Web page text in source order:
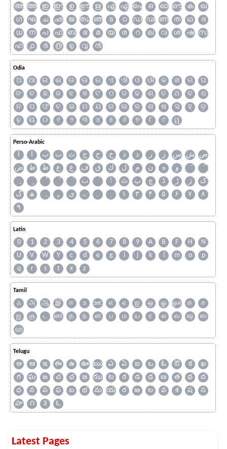
അ ആ ഇ ഈ ഉ ഊ ഋ എ ഏ ഐ ഒ ഓ ഔ ക
ഖ
ഗ
ഘ ച ഛ ജ ഝ ഞ ട ഠ ഡ ഢ ണ ത ഥ
ദ
ധ
ന പ ഫ ബ ഭ മ യ ര റ ല വ ശ ഷ
സ
ഹ
൧ ൪ ൫ ൭ ൮ ൯
Odia
ଅ ଆ ଇ ଈ ଉ ଊ ଋ ଏ ଐ ଓ ଔ କ ଖ ଗ
ଘ
ଙ
ଚ ଛ ଜ ଝ ଞ ଟ ଠ ଡ ଢ ଣ ତ ଥ ଦ
ଧ
ନ
ପ ଫ ବ ଭ ମ ଯ ର ଲ ଳ ଶ ଷ ସ ହ
ଡ଼
ଢ଼
ୟ ୦ ୧ ୨ ୩ ୪ ୫ ୬ ୭ ୮ ୯ ୱ
Perso-Arabic
آ ا ب ت ث ج ح خ د ذ ر ز س ش ص
ض
ط ظ ع غ ف ق ك ل م ن ه
و
ٮ
ٲ ٹ پ چ ڈ ڑ ژ
ک
گ
ھ ہ ۄ ی ے ۔ ۱ ۳ ۴ ۵ ۶ ۷
۸
۹
Latin
0 1 2 3 4 5 6 7 8 9 A B F H
N
U
V W Y c d e g i j k l m o
p
q
r s t x z
Tamil
ஃ அ ஆ இ ஈ உ ஊ எ ஏ ஐ ஒ ஓ ஔ க
ச
ஜ
ஞ ட ண த ந ன ப ம ய ர ல வ ஷ
ஸ
ஹ
Telugu
అ ఆ ఇ ఈ ఉ ఊ ఋ ఎ ఏ ఐ ఒ ఓ ఔ క
ఖ
గ
ఘ ఙ చ ఛ జ ఝ ట ఠ డ ఢ ణ త థ
ద
ధ
న ప ఫ బ భ మ య ర ఱ ల వ శ ష
స
హ
౧ ౩ ౬
Latest Pages